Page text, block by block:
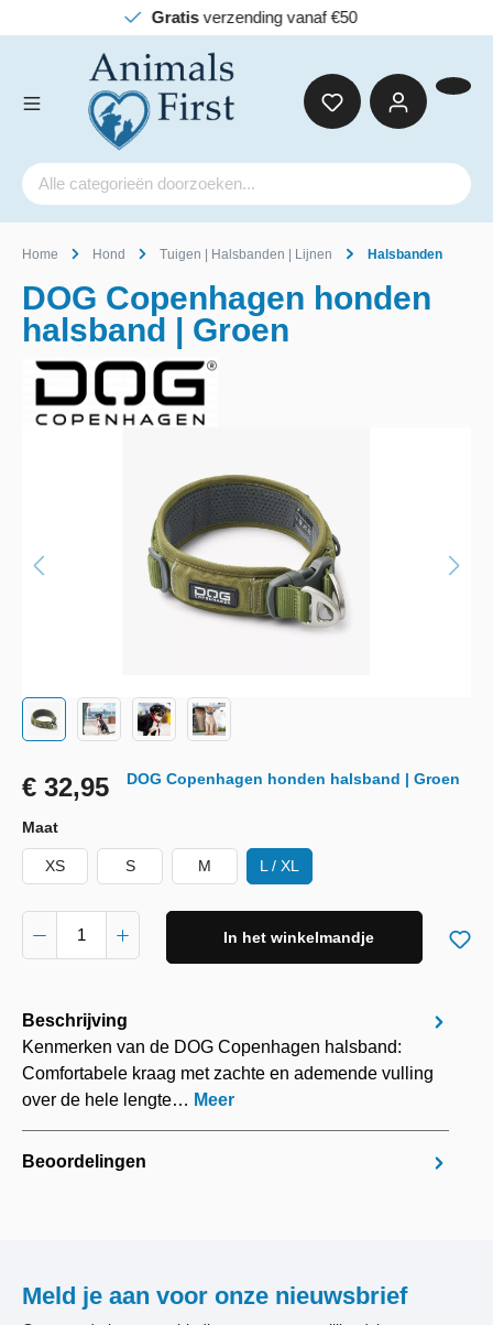
verzending vanaf €50
Home Hond Tuigen | Halsbanden | Lijnen Halsbanden
DOG Copenhagen honden
halsband | Groen
€ 32,95 DOG Copenhagen honden halsband | Groen
Maat
XS S M L / XL
In het winkelmandje
Beschrijving
Kenmerken van de DOG Copenhagen halsband:
Comfortabele kraag met zachte en ademende vulling
over de hele lengte… Meer
Beoordelingen
Meld je aan voor onze nieuwsbrief